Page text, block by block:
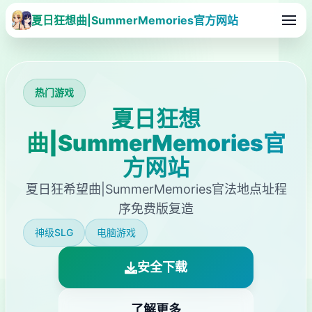
夏日狂想曲|SummerMemories官方网站
热门游戏
夏日狂想
曲|SummerMemories官
方网站
夏日狂希望曲|SummerMemories官法地点址程
序免费版复造
神级SLG 电脑游戏
安全下载